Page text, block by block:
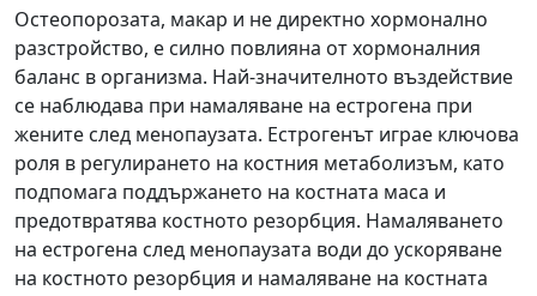
Остеопорозата, макар и не директно хормонално
разстройство, е силно повлияна от хормоналния
баланс в организма. Най-значителното въздействие
се наблюдава при намаляване на естрогена при
жените след менопаузата. Естрогенът играе ключова
роля в регулирането на костния метаболизъм, като
подпомага поддържането на костната маса и
предотвратява костното резорбция. Намаляването
на естрогена след менопаузата води до ускоряване
на костното резорбция и намаляване на костната